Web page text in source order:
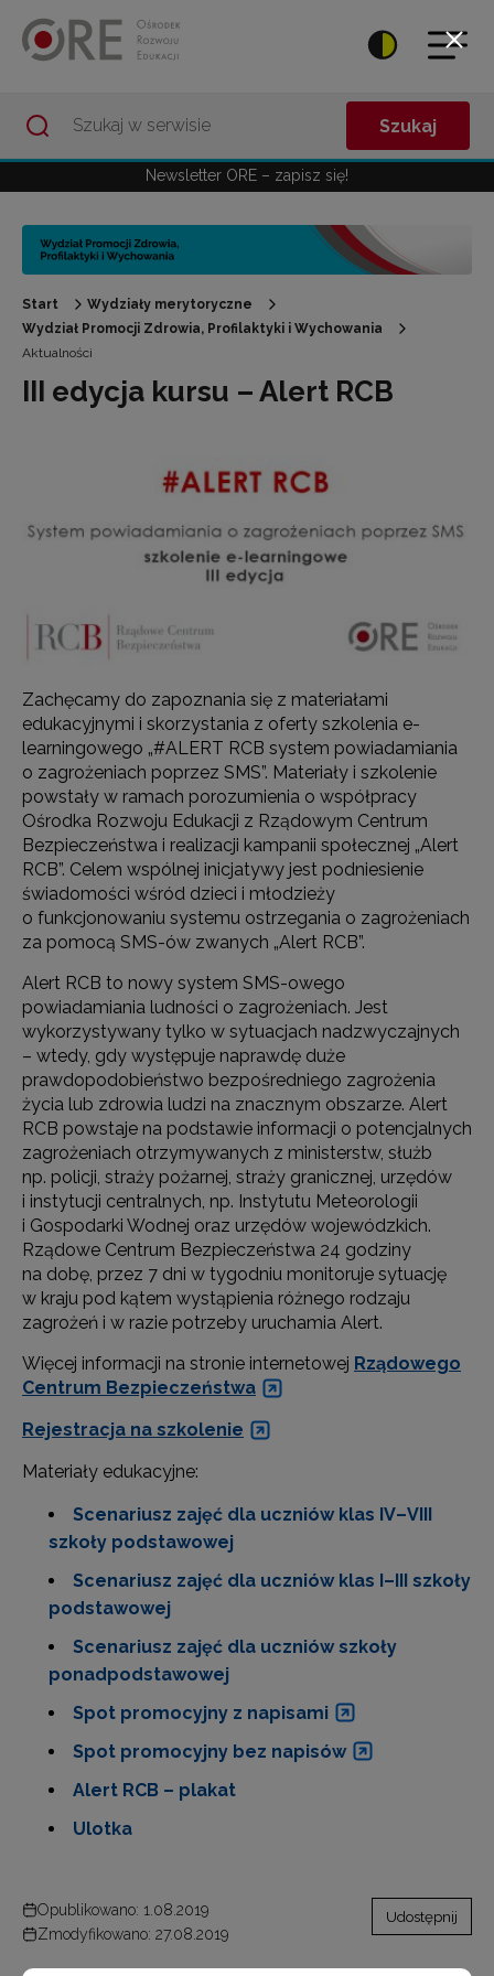
Szukaj
Newsletter ORE – zapisz się!
Start
Wydziały merytoryczne
Wydział Promocji Zdrowia, Profilaktyki i Wychowania
Aktualności
III edycja kursu – Alert RCB
Zachęcamy do zapoznania się z materiałami
edukacyjnymi i skorzystania z oferty szkolenia e-
learningowego „#ALERT RCB system powiadamiania
o zagrożeniach poprzez SMS”. Materiały i szkolenie
powstały w ramach porozumienia o współpracy
Ośrodka Rozwoju Edukacji z Rządowym Centrum
Bezpieczeństwa i realizacji kampanii społecznej „Alert
RCB”. Celem wspólnej inicjatywy jest podniesienie
świadomości wśród dzieci i młodzieży
o funkcjonowaniu systemu ostrzegania o zagrożeniach
za pomocą SMS-ów zwanych „Alert RCB”.
Alert RCB to nowy system SMS-owego
powiadamiania ludności o zagrożeniach. Jest
wykorzystywany tylko w sytuacjach nadzwyczajnych
– wtedy, gdy występuje naprawdę duże
prawdopodobieństwo bezpośredniego zagrożenia
życia lub zdrowia ludzi na znacznym obszarze. Alert
RCB powstaje na podstawie informacji o potencjalnych
zagrożeniach otrzymywanych z ministerstw, służb
np. policji, straży pożarnej, straży granicznej, urzędów
i instytucji centralnych, np. Instytutu Meteorologii
i Gospodarki Wodnej oraz urzędów wojewódzkich.
Rządowe Centrum Bezpieczeństwa 24 godziny
na dobę, przez 7 dni w tygodniu monitoruje sytuację
w kraju pod kątem wystąpienia różnego rodzaju
zagrożeń i w razie potrzeby uruchamia Alert.
Więcej informacji na stronie internetowej Rządowego
Centrum Bezpieczeństwa
Rejestracja na szkolenie
Materiały edukacyjne:
Scenariusz zajęć dla uczniów klas IV–VIII
szkoły podstawowej
Scenariusz zajęć dla uczniów klas I–III szkoły
podstawowej
Scenariusz zajęć dla uczniów szkoły
ponadpodstawowej
Spot promocyjny z napisami
Spot promocyjny bez napisów
Alert RCB – plakat
Ulotka
Opublikowano: 1.08.2019
Zmodyfikowano: 27.08.2019
Udostępnij